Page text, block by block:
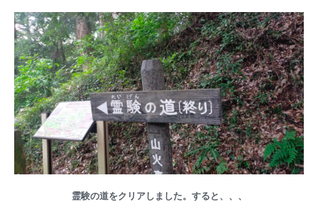
霊験の道をクリアしました。すると、、、